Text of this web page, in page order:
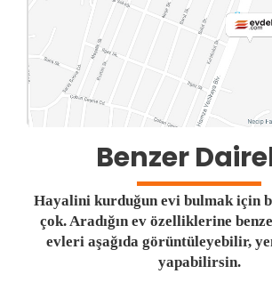
Benzer
Hayalini kurduğun evi bulmak için
çok. Aradığın ev özelliklerine
evleri aşağıda görüntüleyebilir,
yapabilirsin.